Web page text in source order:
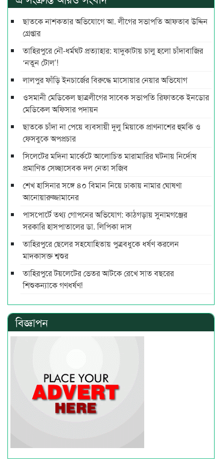
ছাতকে নাশকতার অভিযোগে আ. লীগের সভাপ‌তি আফতাব উদ্দিন
গ্রেপ্তার
তাহিরপুরে নৌ-ধর্মঘট প্রত্যাহার: যাদুকাটায় চালু হলো চাঁদাবাজির
‘নতুন টোল’!
লালপুর ফাঁড়ি ইনচার্জের বিরুদ্ধে মাসোয়ার নেয়ার অভিযোগ
ওসমানী মেডিকেল ছাত্রলীগের সাবেক সভাপতি রিফাতকে ইনডোর
মেডিকেল অফিসার পদায়ন
ছাতকে চাঁদা না পেয়ে ব্যবসায়ী দুলু মিয়াকে প্রাণনাশের হুমকি ও
ফেসবুকে অপপ্রচার
সিলেটের মদিনা মার্কেটে আলোচিত মারামারির ঘটনায় নির্দোষ
প্রমাণিত সেচ্ছাসেবক দল নেতা সজিব
শেখ হাসিনার সঙ্গে ৪০ বিমান নিয়ে ঢাকায় নামার ঘোষণা
আনোয়ারুজ্জামানের
পাসপোর্টে তথ্য গোপনের অভিযোগ: কাঠগড়ায় সুনামগঞ্জের
সরকারি হাসপাতালের ডা. লিপিকা দাস
তাহিরপুরে ছেলের সহযোহিতায় পুত্রবধুকে ধর্ষণ করলেন
মাদকাসক্ত শ্বশুর
তাহিরপুরে টয়লেটের ভেতর আটকে রেখে সাত বছরের
শিশুকন্যাকে গণধর্ষণ!
বিজ্ঞাপন